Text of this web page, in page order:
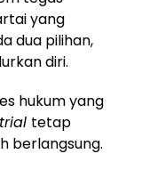
yang
dua pilihan,
diri.
hukum yang
tetap
berlangsung.